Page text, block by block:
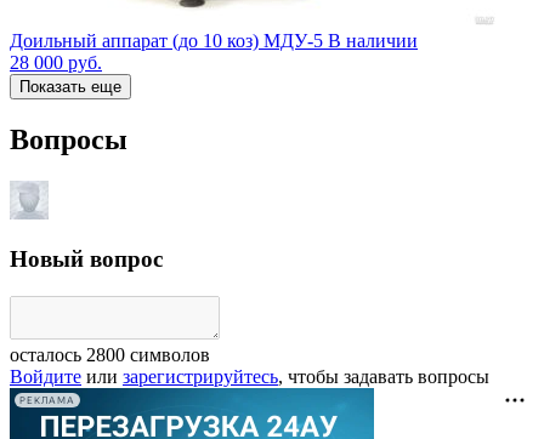
Доильный аппарат (до 10 коз) МДУ-5 В наличии
28 000 руб.
Показать еще
Вопросы
Новый вопрос
осталось 2800 символов
Войдите или зарегистрируйтесь, чтобы задавать вопросы
РЕКЛАМА